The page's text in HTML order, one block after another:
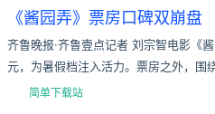
《酱园弄》票房口碑双崩盘
齐鲁晚报·齐鲁壹点记者 刘宗智电影《
元，为暑假档注入活力。票房之外，围
简单下载站